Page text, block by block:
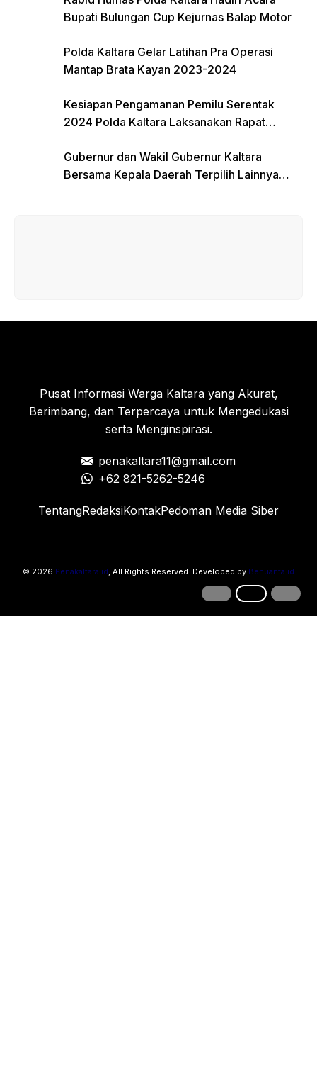
Bupati Bulungan Cup Kejurnas Balap Motor
Polda Kaltara Gelar Latihan Pra Operasi
Mantap Brata Kayan 2023-2024
Kesiapan Pengamanan Pemilu Serentak
2024 Polda Kaltara Laksanakan Rapat
Gubernur dan Wakil Gubernur Kaltara
Bersama Kepala Daerah Terpilih Lainnya
Pusat Informasi Warga Kaltara yang Akurat,
Berimbang, dan Terpercaya untuk Mengedukasi
serta Menginspirasi.
penakaltara11@gmail.com
+62 821-5262-5246
TentangRedaksiKontakPedoman Media Siber
© 2026 Penakaltara.id, All Rights Reserved. Developed by Benuanta.id